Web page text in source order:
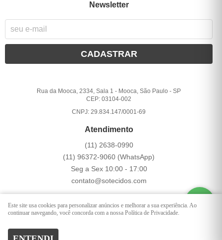
Newsletter
CADASTRAR
Rua da Mooca, 2334, Sala 1 - Mooca, São Paulo -SP
CEP: 03104-002
CNPJ: 29.834.147/0001-69
Atendimento
(11) 2638-0990
(11) 96372-9060 (WhatsApp)
Seg a Sex 10:00 - 17:00
contato@sotecidos.com
LOJA VIRTUAL CRIADA POR
Este site usa cookies para personalizar anúncios e melhorar a sua experiência. Ao
continuar navegando, você concorda com a nossa Política de Privacidade.